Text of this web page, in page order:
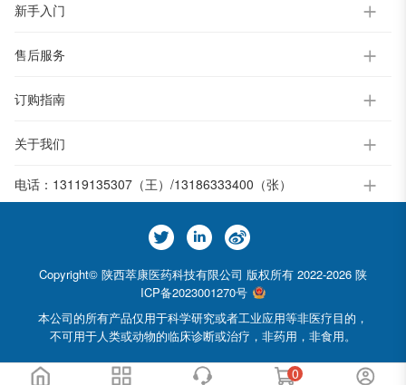
新手入门
售后服务
订购指南
关于我们
电话： 13119135307（王）/13186333400（张）
Copyright© 陕西萃康医药科技有限公司 版权所有 2022-2026 陕
ICP备2023001270号
本公司的所有产品仅用于科学研究或者工业应用等非医疗目的，
不可用于人类或动物的临床诊断或治疗，非药用，非食用。
0